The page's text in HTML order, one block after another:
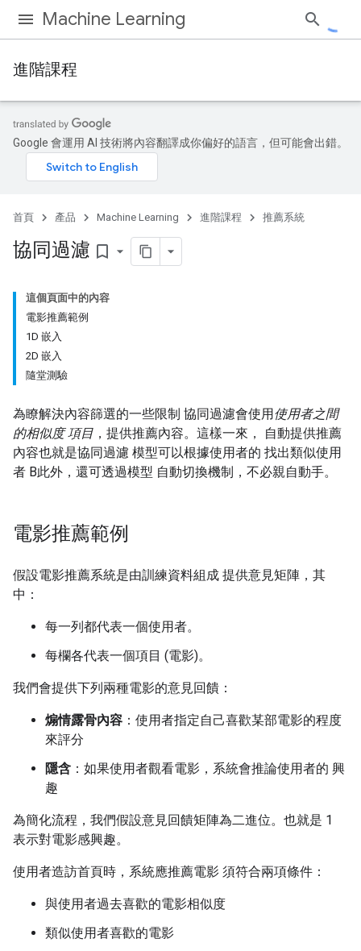
Machine Learning
進階課程
Google 會運用 AI 技術將內容翻譯成你偏好的語言，但可能會出錯。
首頁 產品 Machine Learning 進階課程 推薦系統
協同過濾 bookmark_border
這個頁面中的內容
電影推薦範例
1D 嵌入
2D 嵌入
隨堂測驗
為瞭解決內容篩選的一些限制 協同過濾會使用使用者之間
的相似度 項目 ，提供推薦內容。這樣一來， 自動提供推薦
內容也就是協同過濾 模型可以根據使用者的 找出類似使用
者 B此外，還可透過模型 自動切換機制，不必親自動手。
電影推薦範例
假設電影推薦系統是由訓練資料組成 提供意見矩陣，其
中：
每一列都代表一個使用者。
每欄各代表一個項目 (電影)。
我們會提供下列兩種電影的意見回饋：
煽情露骨內容 ：使用者指定自己喜歡某部電影的程度
來評分
隱含 ：如果使用者觀看電影，系統會推論使用者的 興
趣
為簡化流程，我們假設意見回饋矩陣為二進位。也就是 1
表示對電影感興趣。
使用者造訪首頁時，系統應推薦電影 須符合兩項條件：
與使用者過去喜歡的電影相似度
類似使用者喜歡的電影